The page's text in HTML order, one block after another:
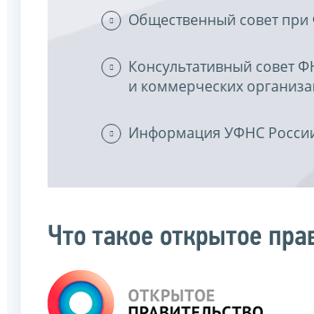
Общественный совет
Консультативный совет
и коммерческих
Информация УФНС
Что такое открытое